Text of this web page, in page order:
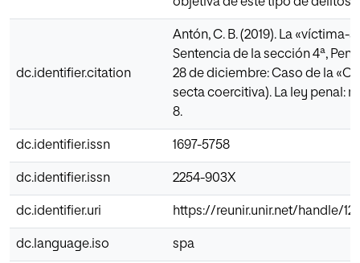
dc.identifier.citation
Antón, C. B. (2019). La
Sentencia de la sección 4ª,
28 de diciembre: Caso de la
secta coercitiva). La ley penal:
8.
dc.identifier.issn 1697-5758
dc.identifier.issn 2254-903X
dc.identifier.uri https://reunir.unir.net/handle/
dc.language.iso spa